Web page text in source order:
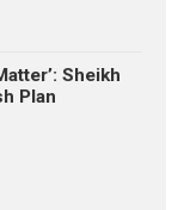
Sheikh
Plan